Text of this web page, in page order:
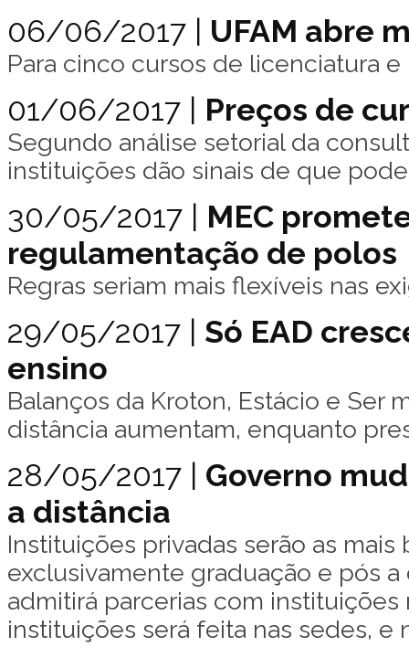
06/06/2017 | UFAM abre
Para cinco cursos de licenciatura
01/06/2017 | Preços de
Segundo análise setorial da
instituições dão sinais de que
30/05/2017 | MEC
regulamentação de polos
Regras seriam mais flexíveis nas
29/05/2017 | Só EAD
ensino
Balanços da Kroton, Estácio e Ser
distância aumentam, enquanto
28/05/2017 | Governo
a distância
Instituições privadas serão as
exclusivamente graduação e pós
admitirá parcerias com instituições
instituições será feita nas sedes, e